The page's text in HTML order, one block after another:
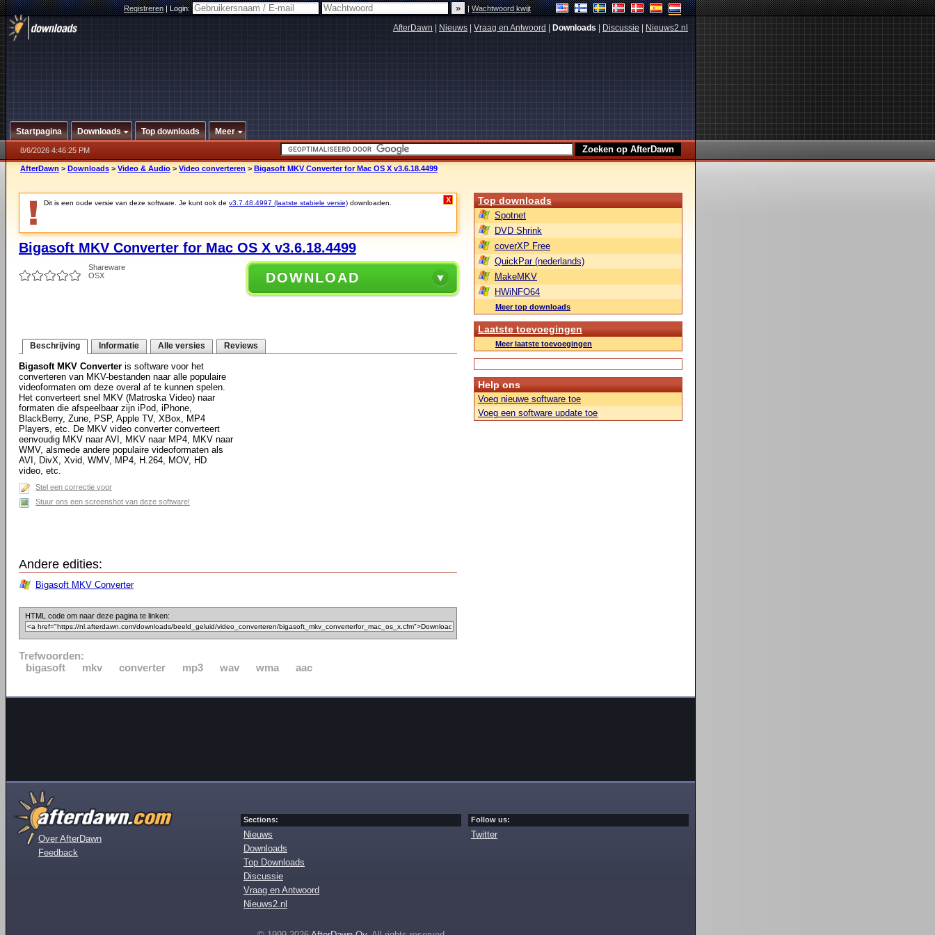
Registreren|Login: |Wachtwoord kwijt
AfterDawn Nieuws Vraag en Antwoord Downloads Discussie Nieuws2.nl
Startpagina Downloads Top downloads Meer
8/6/2026 4:46:25 PM
AfterDawn > Downloads > Video & Audio > Video converteren > Bigasoft MKV Converter for Mac OS X v3.6.18.4499
Dit is een oude versie van deze software. Je kunt ook de v3.7.48.4997 (laatste stabiele versie) downloaden. X
Bigasoft MKV Converter for Mac OS X v3.6.18.4499
Shareware
OSX
DOWNLOAD
Beschrijving Informatie Alle versies Reviews
Bigasoft MKV Converter is software voor het
converteren van MKV-bestanden naar alle populaire
videoformaten om deze overal af te kunnen spelen.
Het converteert snel MKV (Matroska Video) naar
formaten die afspeelbaar zijn iPod, iPhone,
BlackBerry, Zune, PSP, Apple TV, XBox, MP4
Players, etc. De MKV video converter converteert
eenvoudig MKV naar AVI, MKV naar MP4, MKV naar
WMV, alsmede andere populaire videoformaten als
AVI, DivX, Xvid, WMV, MP4, H.264, MOV, HD
video, etc.
Stel een correctie voor
Stuur ons een screenshot van deze software!
Andere edities:
Bigasoft MKV Converter
HTML code om naar deze pagina te linken:
Trefwoorden:
bigasoft
mkv converter mp3 wav wma aac
Top downloads
Spotnet
DVD Shrink
coverXP Free
QuickPar (nederlands)
MakeMKV
HWiNFO64
Meer top downloads
Laatste toevoegingen
Meer laatste toevoegingen
Help ons
Voeg nieuwe software toe
Voeg een software update toe
Over AfterDawn
Feedback
Sections:
Nieuws
Downloads
Top Downloads
Discussie
Vraag en Antwoord
Nieuws2.nl
Follow us:
Twitter